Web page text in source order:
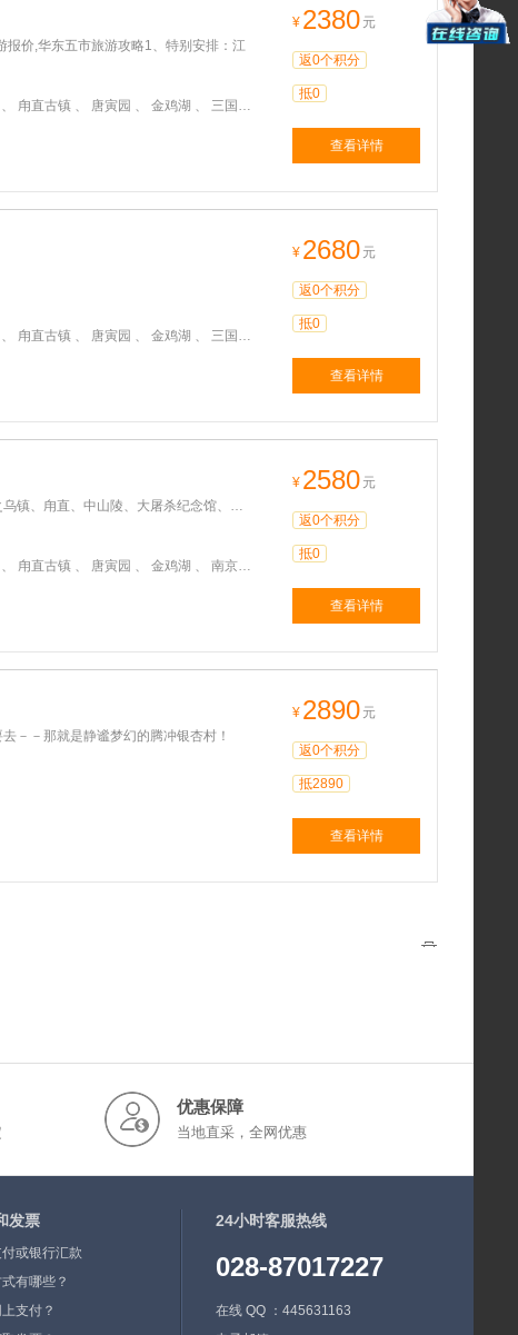
报价,华东五市旅游攻略1、特别安排：江
、 水浒城 、 南京大屠杀纪念馆 、 灵山大佛 、 寒山寺
¥ 2380 元
返0个积分
抵0
查看详情
、 水浒城 、 南京大屠杀纪念馆 、 灵山大佛 、 寒山寺
¥ 2680 元
返0个积分
抵0
查看详情
甪直、中山陵、大屠杀纪念馆、灵山
园 、 金鸡湖 、 南京大屠杀纪念馆 、 灵山大佛
¥ 2580 元
返0个积分
抵0
查看详情
－－那就是静谧梦幻的腾冲银杏村！
¥ 2890 元
返0个积分
抵2890
查看详情
优惠保障
当地直采，全网优惠
发票
或银行汇款
有哪些？
支付？
24小时客服热线
028-87017227
在线 QQ ：445631163